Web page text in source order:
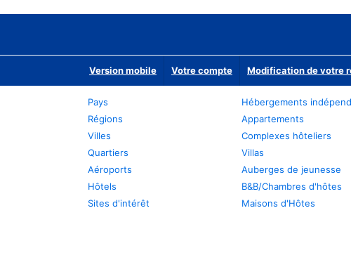
Version mobile Votre compte Modification de votre
Pays
Régions
Villes
Quartiers
Aéroports
Hôtels
Sites d'intérêt
Hébergements
Appartements
Complexes hôteliers
Villas
Auberges de jeunesse
B&B/Chambres d'hôtes
Maisons d'Hôtes